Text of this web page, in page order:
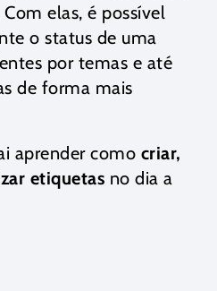
elas, é possível
o status de uma
por temas e até
de forma mais
aprender como criar,
etiquetas no dia a